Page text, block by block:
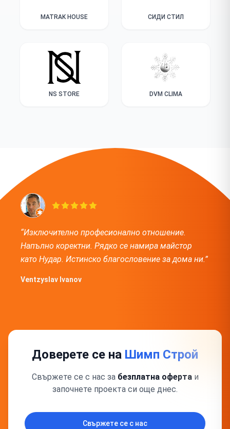
MATRAK HOUSE СИДИ СТИЛ
NS STORE DVM CLIMA
“Изключително професионално отношение.
Напълно коректни. Рядко се намира майстор
като Нудар. Истинско благословение за дома ни.”
Ventzyslav Ivanov
Доверете се на Шимп Строй
Свържете се с нас за безплатна оферта и
започнете проекта си още днес.
Свържете се с нас